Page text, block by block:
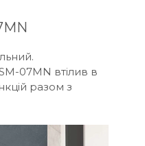
07MN втілив в
разом з